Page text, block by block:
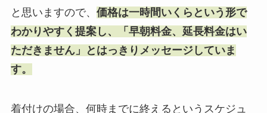
と思いますので、 価格は一時間いくらという形で
わかりやすく提案し、「早朝料金、延長料金はい
ただきません」とはっきりメッセージしていま
す。
着付けの場合、何時までに終えるというスケジュ